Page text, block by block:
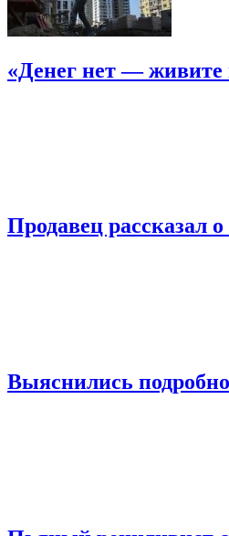
«Денег нет —
Продавец рассказал
Выяснились